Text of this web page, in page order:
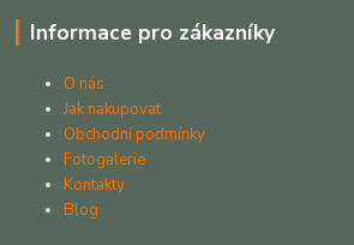
Informace pro zákazníky
O nás
Jak nakupovat
Obchodní podmínky
Fotogalerie
Kontakty
Blog